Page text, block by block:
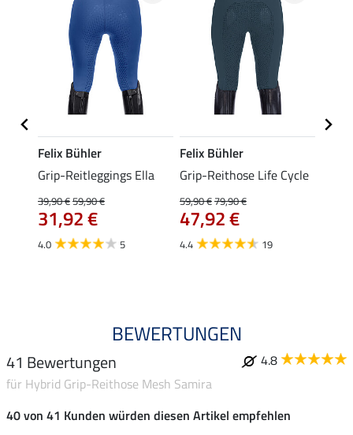
Felix Bühler
Grip-Reitleggings Ella
39,90 €59,90 €
31,92 €
4.0 5
Felix Bühler
Grip-Reithose Life Cycle
59,90 €79,90 €
47,92 €
4.4 19
BEWERTUNGEN
41 Bewertungen
4.8
für Hybrid Grip-Reithose Mesh Samira
40 von 41 Kunden würden diesen Artikel empfehlen